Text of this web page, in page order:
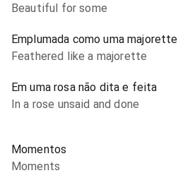
Beautiful for some
Emplumada como uma majorette
Feathered like a majorette
Em uma rosa não dita e feita
In a rose unsaid and done
Momentos
Moments